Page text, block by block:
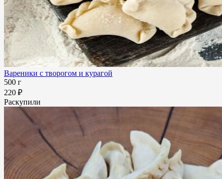
Вареники с творогом и курагой
500 г
220 ₽
Раскупили